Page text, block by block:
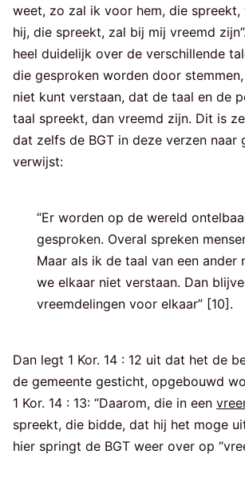
weet, zo zal ik voor hem, die spreekt,
hij, die spreekt, zal bij mij vreemd
heel duidelijk over de verschillende
die gesproken worden door
niet kunt verstaan, dat de taal en de
taal spreekt, dan vreemd zijn. Dit is
dat zelfs de BGT in deze verzen naar
verwijst:
“Er worden op de wereld
gesproken. Overal spreken
Maar als ik de taal van een ander
we elkaar niet verstaan. Dan
vreemdelingen voor elkaar” [10].
Dan legt 1 Kor. 14 : 12 uit dat het de
de gemeente gesticht, opgebouwd
1 Kor. 14 : 13: “Daarom, die in een
spreekt, die bidde, dat hij het moge
hier springt de BGT weer over op